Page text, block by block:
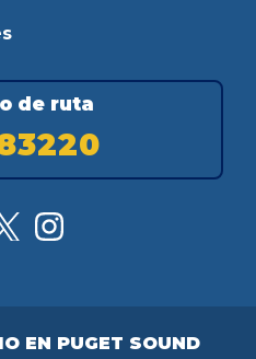
de ruta
EN PUGET SOUND